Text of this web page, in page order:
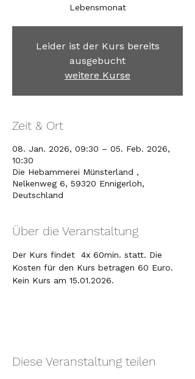
Lebensmonat
Leider ist der Kurs bereits
ausgebucht
weitere Kurse
Zeit & Ort
08. Jan. 2026, 09:30 – 05. Feb. 2026,
10:30
Die Hebammerei Münsterland ,
Nelkenweg 6, 59320 Ennigerloh,
Deutschland
Über die Veranstaltung
Der Kurs findet  4x 60min. statt. Die
Kosten für den Kurs betragen 60 Euro.
Kein Kurs am 15.01.2026.
Diese Veranstaltung teilen